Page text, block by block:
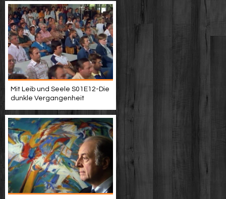
Mit Leib und Seele S01E12-Die
dunkle Vergangenheit